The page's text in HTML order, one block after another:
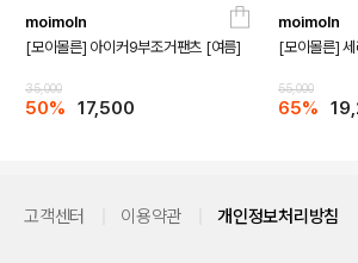
moimoln
[모이몰른] 아이커9부조거팬츠 [여름]
35,000
50% 17,500
moimoln
[모이몰른]
55,000
65%
고객센터 이용약관 개인정보처리방침